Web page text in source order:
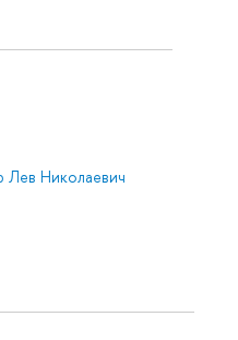
Лев Николаевич